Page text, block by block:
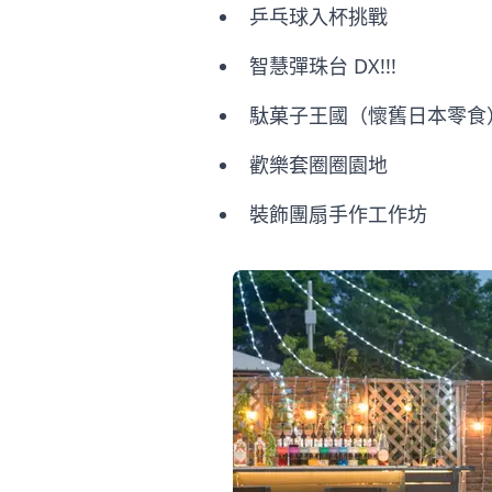
乒乓球入杯挑戰
智慧彈珠台 DX!!!
駄菓子王國（懷舊日本零食
歡樂套圈圈園地
裝飾團扇手作工作坊